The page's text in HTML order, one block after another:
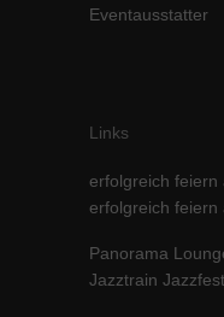
Eventausstatter
Links
erfolgreich feiern
erfolgreich feiern
Panorama
Jazztrain